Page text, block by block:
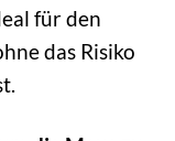
für den
das Risiko